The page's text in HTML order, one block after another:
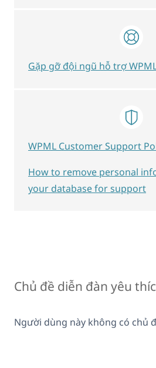
Chủ đề diễn đàn yêu
Người dùng này không có chủ
Gặp gỡ đội ngũ hỗ trợ
WPML Customer Support
How to remove personal
your database for support